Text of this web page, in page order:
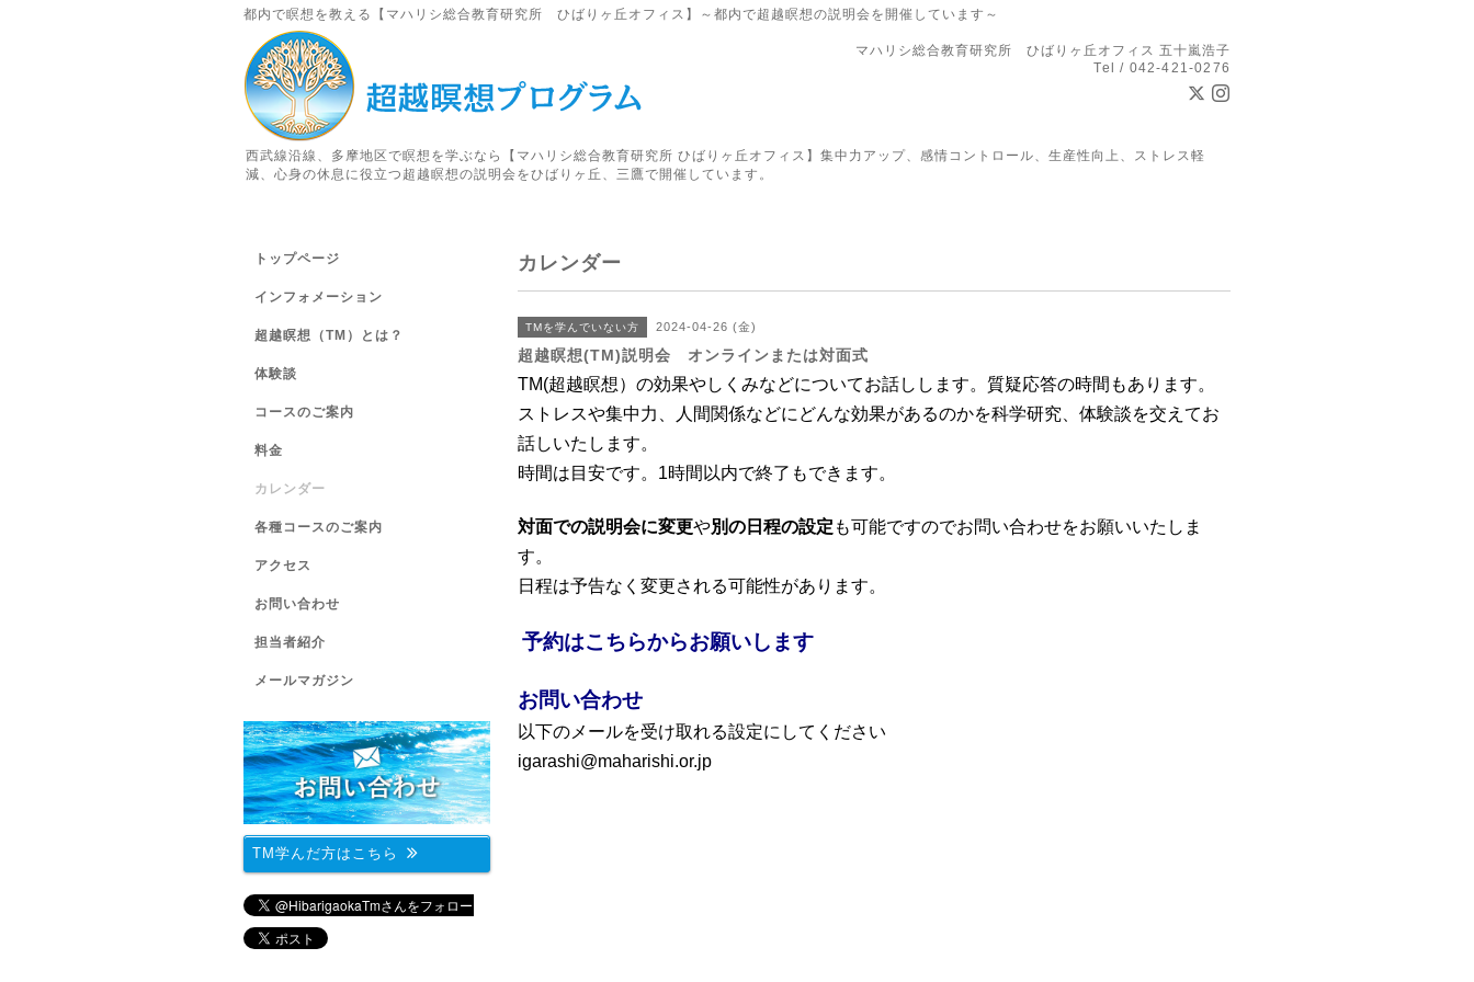
都内で瞑想を教える【マハリシ総合教育研究所 ひばりヶ丘オフィス】～都内で超越瞑想の説明会を開催しています～
マハリシ総合教育研究所 ひばりヶ丘オフィス 五十嵐浩子
Tel / 042-421-0276
西武線沿線、多摩地区で瞑想を学ぶなら【マハリシ総合教育研究所 ひばりヶ丘オフィス】集中力アップ、感情コントロール、生産性向上、ストレス軽
減、心身の休息に役立つ超越瞑想の説明会をひばりヶ丘、三鷹で開催しています。
カレンダー
TMを学んでいない方 2024-04-26 (金)
超越瞑想(TM)説明会 オンラインまたは対面式
TM(超越瞑想）の効果やしくみなどについてお話しします。 質疑応答の時間もあります。
ストレスや集中力、人間関係などにどんな効果があるのかを科学研究、体験談を交えてお
話しいたします。
時間は目安です。1時間以内で終了もできます。
対面での説明会に変更や別の日程の設定 も可能ですのでお問い合わせをお願いいたしま
す。
日程は予告なく変更される可能性があります。
予約はこちらからお願いします
お問い合わせ
以下のメールを受け取れる設定にしてください
igarashi@maharishi.or.jp
トップページ
インフォメーション
超越瞑想（TM）とは？
体験談
コースのご案内
料金
カレンダー
各種コースのご案内
アクセス
お問い合わせ
担当者紹介
メールマガジン
TM学んだ方はこちら